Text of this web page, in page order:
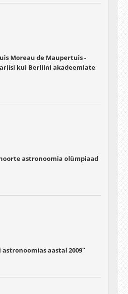
Moreau de Maupertuis -
kui Berliini akadeemiate
astronoomia olümpiaad
astronoomias aastal 2009″